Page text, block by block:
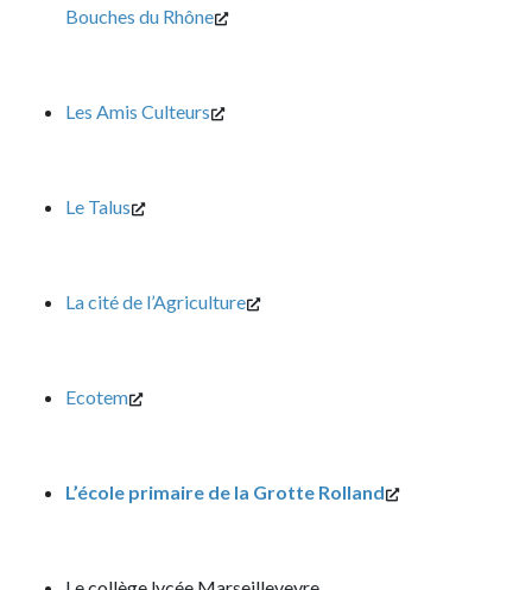
Bouches du Rhône
Les Amis Culteurs
Le Talus
La cité de l’Agriculture
Ecotem
L’école primaire de la Grotte Rolland